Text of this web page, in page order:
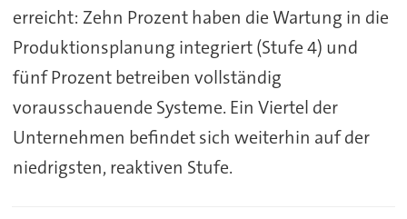
erreicht: Zehn Prozent haben die Wartung in die
Produktionsplanung integriert (Stufe 4) und
fünf Prozent betreiben vollständig
vorausschauende Systeme. Ein Viertel der
Unternehmen befindet sich weiterhin auf der
niedrigsten, reaktiven Stufe.